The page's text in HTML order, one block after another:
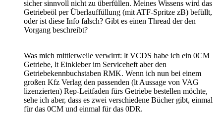
sicher sinnvoll nicht zu überfüllen. Meines Wissens wird das
Getriebeöl per Überlauffüllung (mit ATF-Spritze zB) befüllt,
oder ist diese Info falsch? Gibt es einen Thread der den
Vorgang beschreibt?
Was mich mittlerweile verwirrt: lt VCDS habe ich ein 0CM
Getriebe, lt Einkleber im Serviceheft aber den
Getriebekennbuchstaben RMK. Wenn ich nun bei einem
großen Kfz Verlag den passenden (lt Aussage von VAG
lizenzierten) Rep-Leitfaden fürs Getriebe bestellen möchte,
sehe ich aber, dass es zwei verschiedene Bücher gibt, einmal
für das 0CM und einmal für das 0DR.